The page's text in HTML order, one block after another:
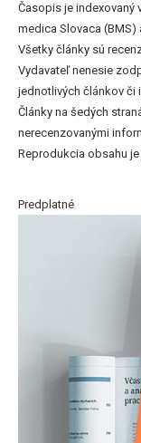
Časopis je indexovaný
medica Slovaca
Všetky články sú
Vydavateľ nenesie
jednotlivých článkov či
Články na šedých
nerecenzovanými
Reprodukcia obsahu
Predplatné